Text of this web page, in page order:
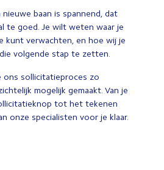
baan is spannend, dat
te goed. Je wilt weten waar je
kunt verwachten, en hoe wij je
volgende stap te zetten.
ons sollicitatieproces zo
mogelijk gemaakt. Van je
tot het tekenen
onze specialisten voor je klaar.